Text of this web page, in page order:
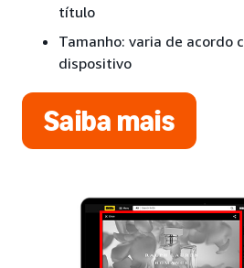
título
Tamanho: varia de acordo
dispositivo
Saiba mais